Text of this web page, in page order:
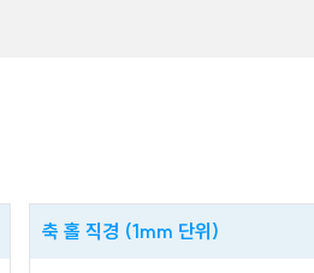
축 홀 직경 (1mm 단위)